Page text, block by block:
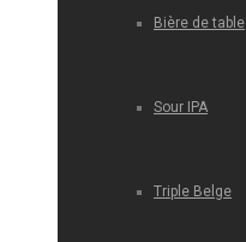
Bière de table
Sour IPA
Triple Belge